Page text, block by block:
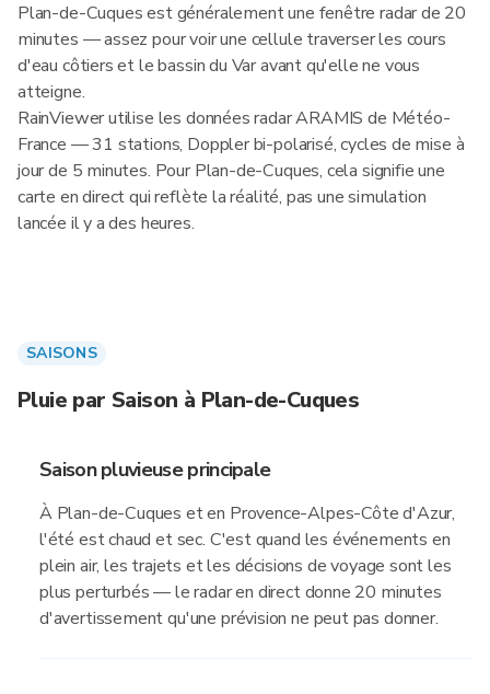
Plan-de-Cuques est généralement une fenêtre radar de 20
minutes — assez pour voir une cellule traverser les cours
d'eau côtiers et le bassin du Var avant qu'elle ne vous
atteigne.
RainViewer utilise les données radar ARAMIS de Météo-
France — 31 stations, Doppler bi-polarisé, cycles de mise à
jour de 5 minutes. Pour Plan-de-Cuques, cela signifie une
carte en direct qui reflète la réalité, pas une simulation
lancée il y a des heures.
SAISONS
Pluie par Saison à Plan-de-Cuques
Saison pluvieuse principale
À Plan-de-Cuques et en Provence-Alpes-Côte d'Azur,
l'été est chaud et sec. C'est quand les événements en
plein air, les trajets et les décisions de voyage sont les
plus perturbés — le radar en direct donne 20 minutes
d'avertissement qu'une prévision ne peut pas donner.